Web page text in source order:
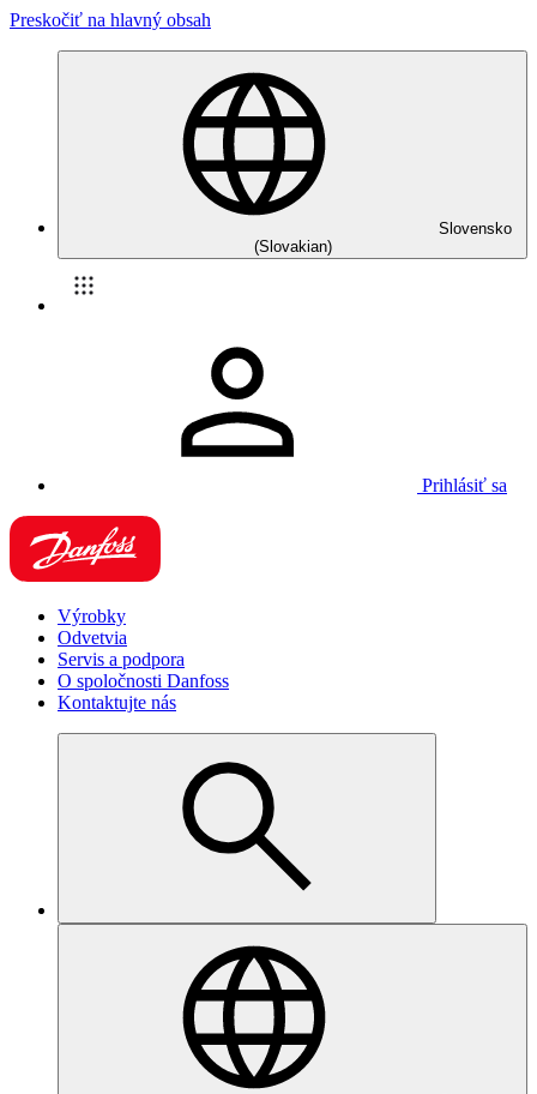
Preskočiť na hlavný obsah
Slovensko
(Slovakian)
Prihlásiť sa
Výrobky
Odvetvia
Servis a podpora
O spoločnosti Danfoss
Kontaktujte nás